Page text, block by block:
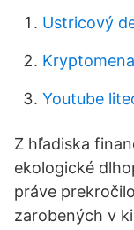
Ustricový
Youtube
Z hľadiska
ekologické
práve
zarobených v